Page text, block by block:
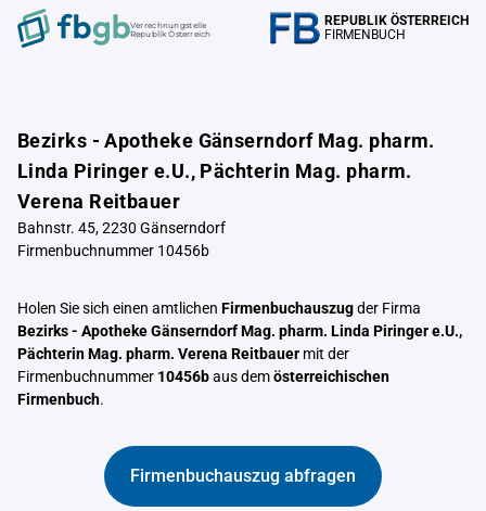
Verrechnungstelle
Republik Österreich
REPUBLIK ÖSTERREICH
FIRMENBUCH
Bezirks - Apotheke Gänserndorf Mag. pharm.
Linda Piringer e.U., Pächterin Mag. pharm.
Verena Reitbauer
Bahnstr. 45, 2230 Gänserndorf
Firmenbuchnummer 10456b
Holen Sie sich einen amtlichen Firmenbuchauszugder Firma
Bezirks - Apotheke Gänserndorf Mag. pharm. Linda Piringer e.U.,
Pächterin Mag. pharm. Verena Reitbauer mit der
Firmenbuchnummer 10456baus demösterreichischen
Firmenbuch.
Firmenbuchauszug abfragen